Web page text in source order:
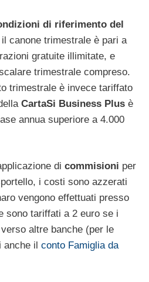
di riferimento del
canone trimestrale è pari a
gratuite illimitate, e
trimestrale compreso.
trimestrale è invece tariffato
CartaSi Business Plus è
annua superiore a 4.000
di commisioni per
i costi sono azzerati
vengono effettuati presso
sono tariffati a 2 euro se i
altre banche (per le
anche il conto Famiglia da